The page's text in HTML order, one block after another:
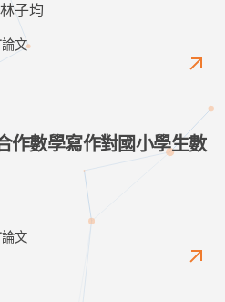
子均
文
作數學寫作對國小學生數
文